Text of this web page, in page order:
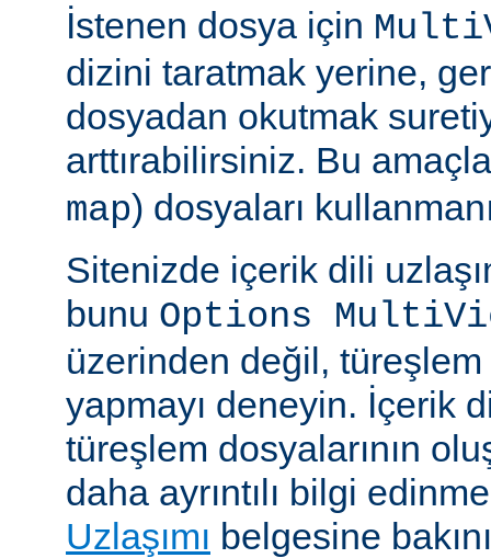
İstenen dosya için
dizini taratmak yerine,
dosyadan okutmak
arttırabilirsiniz. Bu
map) dosyaları
Sitenizde içerik dili
bunu Options
üzerinden değil,
yapmayı deneyin. İçerik
türeşlem dosyalarının
daha ayrıntılı bilgi
Uzlaşımı belgesine